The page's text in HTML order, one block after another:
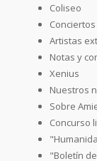
Coliseo
Conciertos
Artistas
Notas y
Xenius
Nuestros
Sobre
Concurso
"Boletín